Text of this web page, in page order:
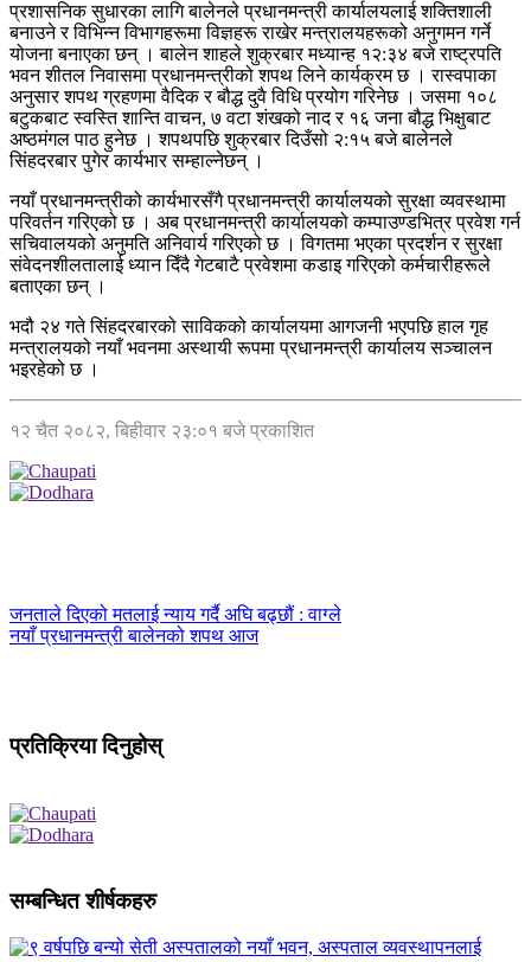
प्रशासनिक सुधारका लागि बालेनले प्रधानमन्त्री कार्यालयलाई शक्तिशाली
बनाउने र विभिन्न विभागहरूमा विज्ञहरू राखेर मन्त्रालयहरूको अनुगमन गर्ने
योजना बनाएका छन् । बालेन शाहले शुक्रबार मध्यान्ह १२:३४ बजे राष्ट्रपति
भवन शीतल निवासमा प्रधानमन्त्रीको शपथ लिने कार्यक्रम छ । रास्वपाका
अनुसार शपथ ग्रहणमा वैदिक र बौद्ध दुवै विधि प्रयोग गरिनेछ । जसमा १०८
बटुकबाट स्वस्ति शान्ति वाचन, ७ वटा शंखको नाद र १६ जना बौद्ध भिक्षुबाट
अष्ठमंगल पाठ हुनेछ । शपथपछि शुक्रबार दिउँसो २:१५ बजे बालेनले
सिंहदरबार पुगेर कार्यभार सम्हाल्नेछन् ।
नयाँ प्रधानमन्त्रीको कार्यभारसँगै प्रधानमन्त्री कार्यालयको सुरक्षा व्यवस्थामा
परिवर्तन गरिएको छ । अब प्रधानमन्त्री कार्यालयको कम्पाउण्डभित्र प्रवेश गर्न
सचिवालयको अनुमति अनिवार्य गरिएको छ । विगतमा भएका प्रदर्शन र सुरक्षा
संवेदनशीलतालाई ध्यान दिँदै गेटबाटै प्रवेशमा कडाइ गरिएको कर्मचारीहरूले
बताएका छन् ।
भदौ २४ गते सिंहदरबारको साविकको कार्यालयमा आगजनी भएपछि हाल गृह
मन्त्रालयको नयाँ भवनमा अस्थायी रूपमा प्रधानमन्त्री कार्यालय सञ्चालन
भइरहेको छ ।
१२ चैत २०८२, बिहीवार २३:०१ बजे प्रकाशित
जनताले दिएको मतलाई न्याय गर्दै अघि बढ्छौं : वाग्ले
नयाँ प्रधानमन्त्री बालेनको शपथ आज
प्रतिक्रिया दिनुहोस्
सम्बन्धित शीर्षकहरु